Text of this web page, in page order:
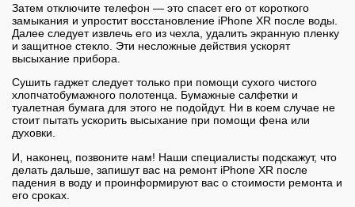
Затем отключите телефон — это спасет его от короткого
замыкания и упростит восстановление iPhone XR после воды.
Далее следует извлечь его из чехла, удалить экранную пленку
и защитное стекло. Эти несложные действия ускорят
высыхание прибора.
Сушить гаджет следует только при помощи сухого чистого
хлопчатобумажного полотенца. Бумажные салфетки и
туалетная бумага для этого не подойдут. Ни в коем случае не
стоит пытать ускорить высыхание при помощи фена или
духовки.
И, наконец, позвоните нам! Наши специалисты подскажут, что
делать дальше, запишут вас на ремонт iPhone XR после
падения в воду и проинформируют вас о стоимости ремонта и
его сроках.